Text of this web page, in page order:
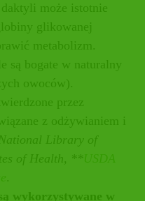
może istotnie
glikowanej
metabolizm.
są bogate w naturalny
owoców).
przez
z odżywianiem i
Library of
of Health, **USDA
wykorzystywane w